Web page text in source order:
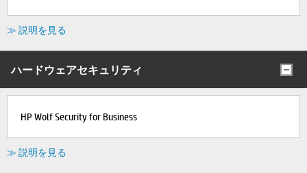
≫ 説明を見る
ハードウェアセキュリティ
HP Wolf Security for Business
≫ 説明を見る